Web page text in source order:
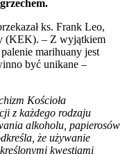
ks. Frank Leo,
(KEK). – Z wyjątkiem
marihuany jest
być unikane –
Kościoła
z każdego rodzaju
alkoholu, papierosów
że używanie
kwestiami